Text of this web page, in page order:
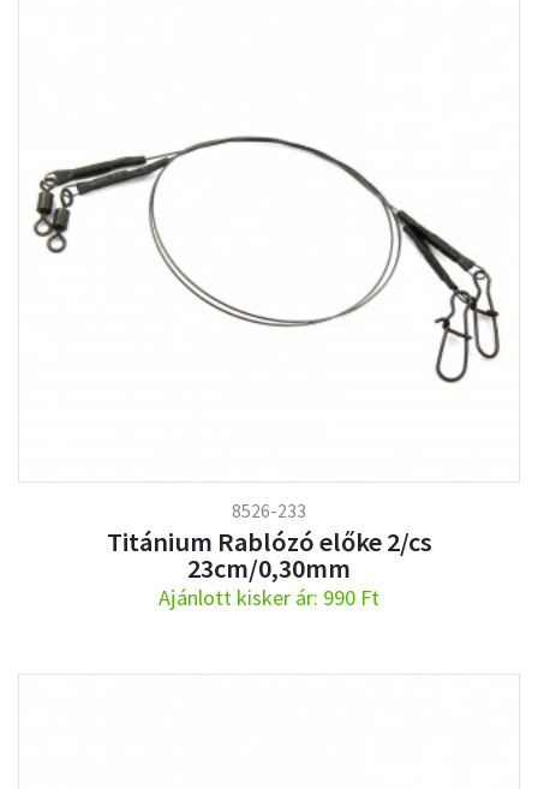
8526-233
Titánium Rablózó előke 2/cs
23cm/0,30mm
Ajánlott kisker ár: 990 Ft